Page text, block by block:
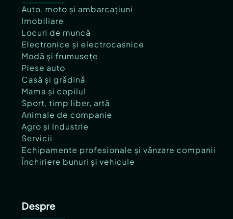
Auto, moto și ambarcațiuni
Imobiliare
Locuri de muncă
Electronice și electrocasnice
Modă și frumusețe
Piese auto
Casă și grădină
Mama și copilul
Sport, timp liber, artă
Animale de companie
Agro și Industrie
Servicii
Echipamente profesionale și vânzare companii
Închiriere bunuri și vehicule
Despre